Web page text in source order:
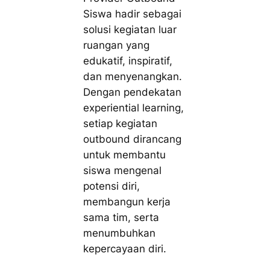
Siswa hadir sebagai
solusi kegiatan luar
ruangan yang
edukatif, inspiratif,
dan menyenangkan.
Dengan pendekatan
experiential learning,
setiap kegiatan
outbound dirancang
untuk membantu
siswa mengenal
potensi diri,
membangun kerja
sama tim, serta
menumbuhkan
kepercayaan diri.